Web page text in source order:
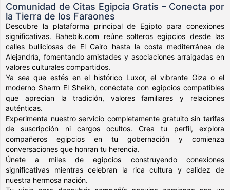
Comunidad de Citas Egipcia Gratis – Conecta por
la Tierra de los Faraones
Descubre la plataforma principal de Egipto para conexiones
significativas. Bahebik.com reúne solteros egipcios desde las
calles bulliciosas de El Cairo hasta la costa mediterránea de
Alejandría, fomentando amistades y asociaciones arraigadas en
valores culturales compartidos.
Ya sea que estés en el histórico Luxor, el vibrante Giza o el
moderno Sharm El Sheikh, conéctate con egipcios compatibles
que aprecian la tradición, valores familiares y relaciones
auténticas.
Experimenta nuestro servicio completamente gratuito sin tarifas
de suscripción ni cargos ocultos. Crea tu perfil, explora
compañeros egipcios en tu gobernación y comienza
conversaciones que honran tu herencia.
Únete a miles de egipcios construyendo conexiones
significativas mientras celebran la rica cultura y calidez de
nuestra hermosa nación.